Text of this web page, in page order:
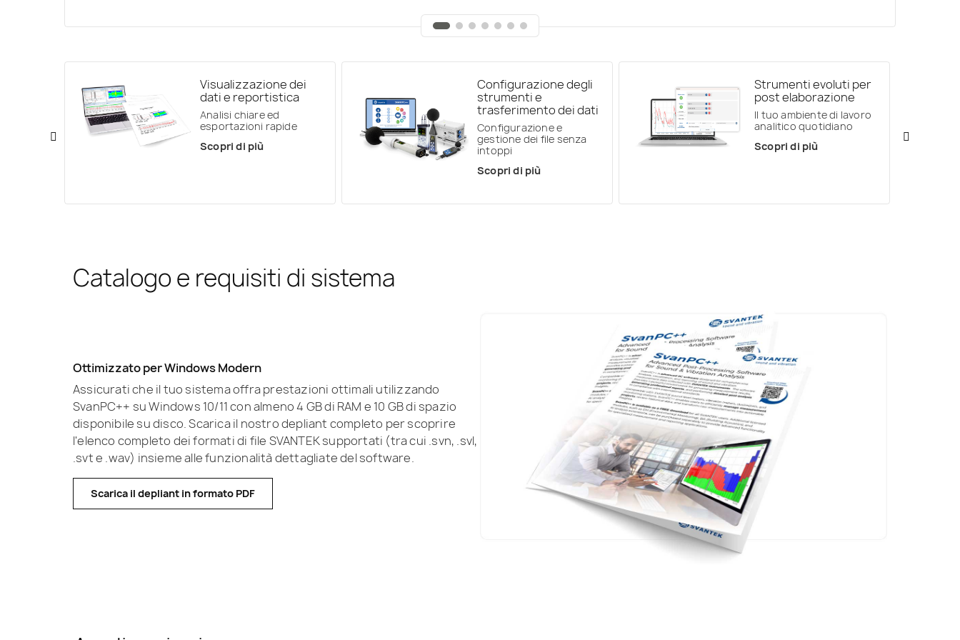
Visualizzazione dei
dati e reportistica
Analisi chiare ed
esportazioni rapide
Scopri di più
Configurazione degli
strumenti e
trasferimento dei dati
Configurazione e
gestione dei file senza
intoppi
Scopri di più
Strumenti evoluti per
post elaborazione
Il tuo ambiente di lavoro
analitico quotidiano
Scopri di più
Catalogo e requisiti di sistema
Ottimizzato per Windows Modern
Assicurati che il tuo sistema offra prestazioni ottimali utilizzando
SvanPC++ su Windows 10/11 con almeno 4 GB di RAM e 10 GB di spazio
disponibile su disco. Scarica il nostro depliant completo per scoprire
l'elenco completo dei formati di file SVANTEK supportati (tra cui .svn, .svl,
.svt e .wav) insieme alle funzionalità dettagliate del software.
Scarica il depliant in formato PDF